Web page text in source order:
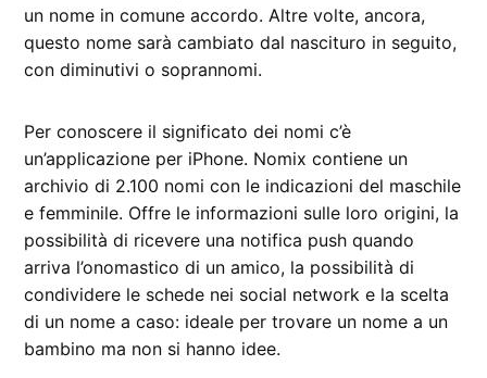
un nome in comune accordo. Altre volte, ancora,
questo nome sarà cambiato dal nascituro in seguito,
con diminutivi o soprannomi.
Per conoscere il significato dei nomi c’è
un’applicazione per iPhone. Nomix contiene un
archivio di 2.100 nomi con le indicazioni del maschile
e femminile. Offre le informazioni sulle loro origini, la
possibilità di ricevere una notifica push quando
arriva l’onomastico di un amico, la possibilità di
condividere le schede nei social network e la scelta
di un nome a caso: ideale per trovare un nome a un
bambino ma non si hanno idee.